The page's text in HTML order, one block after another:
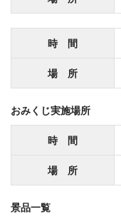
時 間
場 所
おみくじ実施場所
時 間
場 所
景品一覧